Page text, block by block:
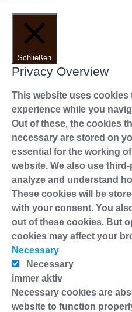
Schließen
Privacy Overview
This website uses cookies
experience while you
Out of these, the cookies
necessary are stored on
essential for the working
website. We also use
analyze and understand
These cookies will be
with your consent. You
out of these cookies. But
cookies may affect your
Necessary
Necessary
immer aktiv
Necessary cookies are
website to function